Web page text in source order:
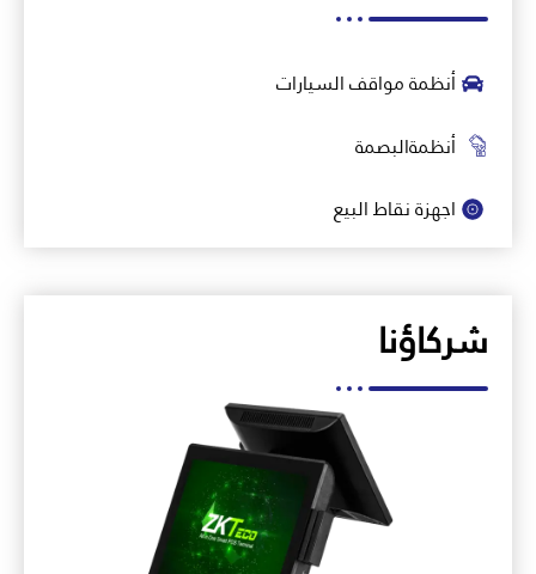
أنظمة مواقف السيارات
أنظمةالبصمة
اجهزة نقاط البيع
شركاؤنا